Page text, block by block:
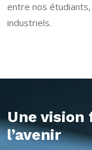
entre nos
industriels.
Une vision
l’avenir